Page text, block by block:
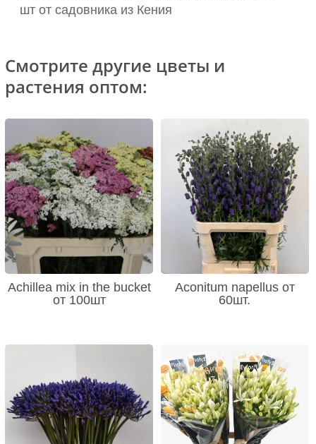
шт от садовника из Кения
Смотрите другие цветы и
растения оптом:
Achillea mix in the bucket
от 100шт
Aconitum napellus от
60шт.